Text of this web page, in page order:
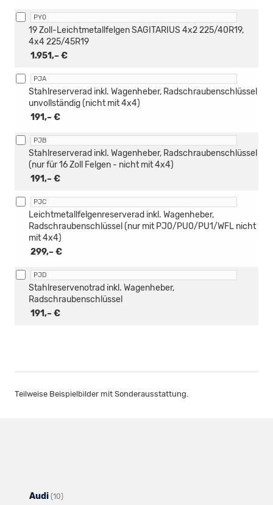
PY0
1.951,– €
19 Zoll-Leichtmetallfelgen SAGITARIUS 4x2 225/40R19,
4x4 225/45R19
PJA
191,– €
Stahlreserverad inkl. Wagenheber, Radschraubenschlüssel
unvollständig (nicht mit 4x4)
PJB
191,– €
Stahlreserverad inkl. Wagenheber, Radschraubenschlüssel
(nur für 16 Zoll Felgen - nicht mit 4x4)
PJC
299,– €
Leichtmetallfelgenreserverad inkl. Wagenheber,
Radschraubenschlüssel (nur mit PJ0/PU0/PU1/WFL nicht
mit 4x4)
PJD
191,– €
Stahlreservenotrad inkl. Wagenheber,
Radschraubenschlüssel
Teilweise Beispielbilder mit Sonderausstattung.
Audi (10)